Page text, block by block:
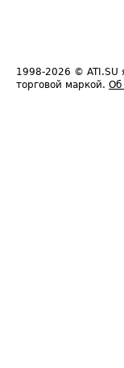
1998-2026 © ATI.SU
торговой маркой. Об